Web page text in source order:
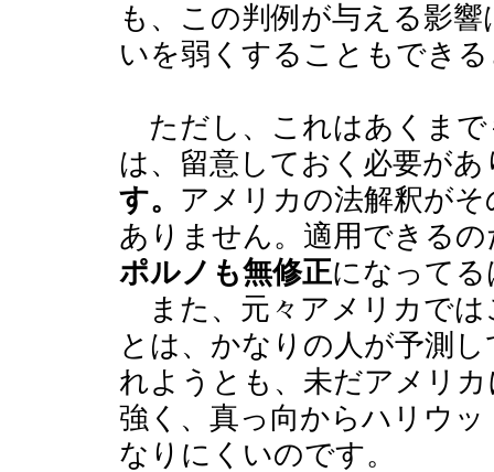
も、この判例が与える影
いを弱くすることもでき
ただし、これはあくまで
は、留意しておく必要があ
す。 アメリカの法解釈が
ありません。適用できる
ポルノも無修正になって
また、元々アメリカでは
とは、かなりの人が予測
れようとも、未だアメリ
強く、真っ向からハリウ
なりにくいのです。